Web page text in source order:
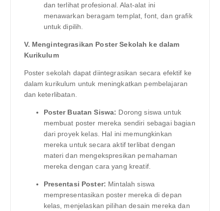
dan terlihat profesional. Alat-alat ini
menawarkan beragam templat, font, dan grafik
untuk dipilih.
V. Mengintegrasikan Poster Sekolah ke dalam
Kurikulum
Poster sekolah dapat diintegrasikan secara efektif ke
dalam kurikulum untuk meningkatkan pembelajaran
dan keterlibatan.
Poster Buatan Siswa: Dorong siswa untuk
membuat poster mereka sendiri sebagai bagian
dari proyek kelas. Hal ini memungkinkan
mereka untuk secara aktif terlibat dengan
materi dan mengekspresikan pemahaman
mereka dengan cara yang kreatif.
Presentasi Poster: Mintalah siswa
mempresentasikan poster mereka di depan
kelas, menjelaskan pilihan desain mereka dan